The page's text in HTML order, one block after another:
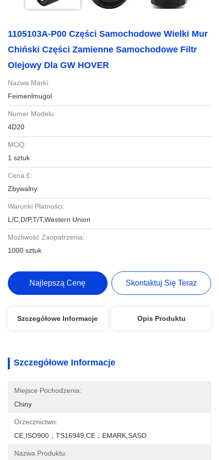
1105103A-P00 Części Samochodowe Wielki Mur
Chiński Części Zamienne Samochodowe Filtr
Olejowy Dla GW HOVER
Nazwa Marki:
Feimenlmugol
Numer Modelu:
4D20
MOQ:
1 sztuk
Cena £:
Zbywalny
Warunki Płatności:
L/C,D/P,T/T,Western Union
Możliwość Zaopatrzenia:
1000 sztuk
Najlepszą Cenę Skontaktuj Się Teraz
Szczegółowe Informacje Opis Produktu
Szczegółowe Informacje
Miejsce Pochodzenia:
Chiny
Orzecznictwo:
CE,ISO900，TS16949,CE，EMARK,SASO
Nazwa Produktu: